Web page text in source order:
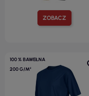
ZOBACZ
100 % BAWEŁNA
200 G/M²